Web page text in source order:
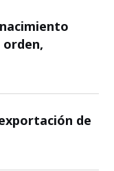
orden,
de